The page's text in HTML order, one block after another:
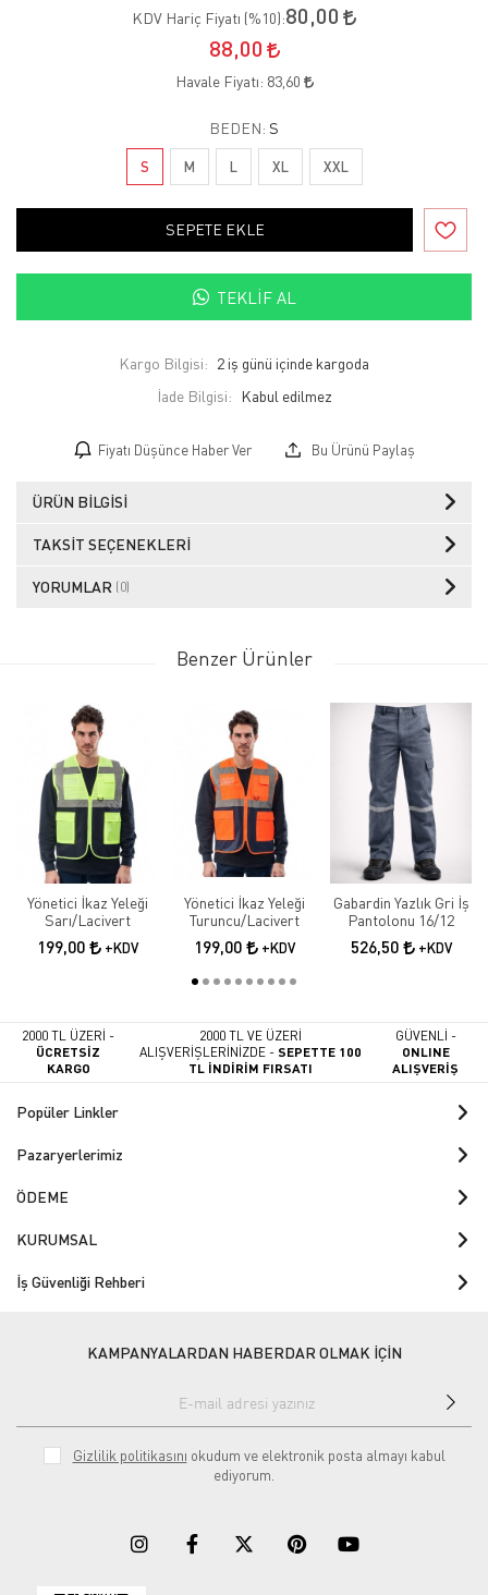
KDV Hariç Fiyatı (%10):80,00
88,00
Havale Fiyatı: 83,60
BEDEN: S
S M L XL XXL
SEPETE EKLE
TEKLIF AL
Kargo Bilgisi: 2 iş günü içinde kargoda
İade Bilgisi:
Fiyatı Düşünce Haber Ver Bu Ürünü Paylaş
ÜRÜN BILGISI
TAKSIT SEÇENEKLERI
YORUMLAR (0)
Benzer Ürünler
Yönetici İkaz Yeleği
Sarı/Lacivert
199,00 +KDV
Yönetici İkaz Yeleği
Turuncu/Lacivert
199,00 +KDV
Gabardin Yazlık Gri İş
Pantolonu 16/12
526,50 +KDV
2000 TL ÜZERİ -
ÜCRETSİZ
KARGO
2000 TL VE ÜZERİ
ALIŞVERİŞLERİNİZDE -SEPETTE 100
TL İNDİRİM FIRSATI
GÜVENLİ -
ONLINE
ALIŞVERİŞ
Popüler Linkler
Pazaryerlerimiz
ÖDEME
KURUMSAL
İş Güvenliği Rehberi
KAMPANYALARDAN HABERDAR OLMAK İÇİN
Gizlilik politikasını okudum ve elektronik posta almayı kabul
ediyorum.